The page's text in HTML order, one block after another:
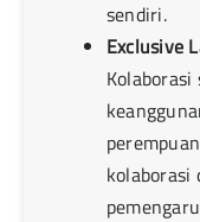
sendiri.
Exclusive
kolaborasi